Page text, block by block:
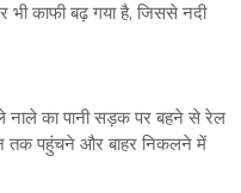
भी काफी बढ़ गया है, जिससे नदी
का पानी सड़क पर बहने से रेल
तक पहुंचने और बाहर निकलने में